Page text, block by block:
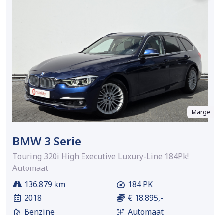
Marge
BMW 3 Serie
Touring 320i High Executive Luxury-Line 184Pk!
Automaat
136.879 km
2018
Benzine
184 PK
€ 18.895,-
Automaat